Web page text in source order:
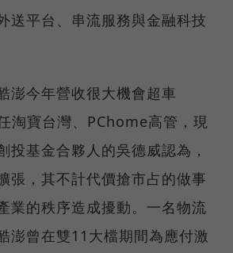
送平台、串流服務與金融科技
澎今年營收很大機會超車
淘寶台灣、PChome高管，現
投基金合夥人的吳德威認為，
張，其不計代價搶市占的做事
業的秩序造成擾動。一名物流
澎曾在雙11大檔期間為應付激